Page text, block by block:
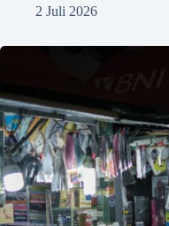
2 Juli 2026